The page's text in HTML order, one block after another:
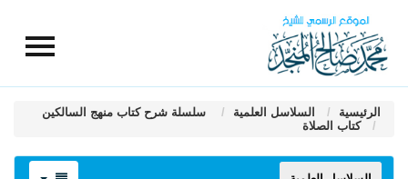
الرئيسية السلاسل العلمية
سلسلة شرح كتاب منهج السالكين
كتاب الصلاة